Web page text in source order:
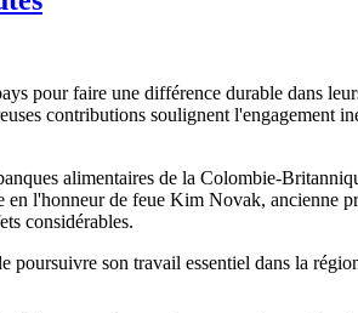
pour faire une différence durable dans
contributions soulignent l'engagement
alimentaires de la Colombie-
l'honneur de feue Kim Novak, ancienne
considérables.
poursuivre son travail essentiel dans la